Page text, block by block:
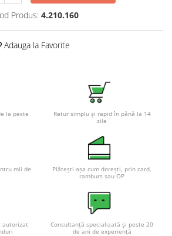
de putere
case de
casă
GEL /
Produs: 4.210.160
Adauga la Favorite
la peste
Retur simplu și rapid în până la 14
zile
mii de
Plătești așa cum dorești, prin card,
ramburs sau OP
autorizat
Consultanță specializată și peste 20
de ani de experiență